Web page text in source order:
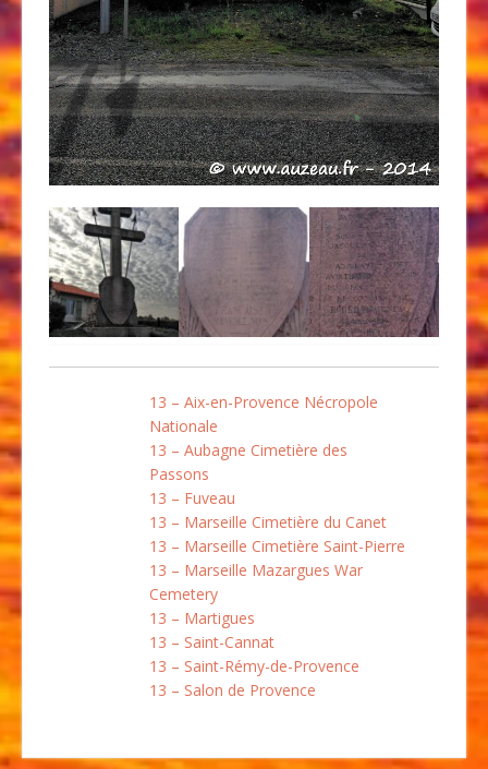
13 – Aix-en-Provence Nécropole
Nationale
13 – Aubagne Cimetière des
Passons
13 – Fuveau
13 – Marseille Cimetière du Canet
13 – Marseille Cimetière Saint-Pierre
13 – Marseille Mazargues War
Cemetery
13 – Martigues
13 – Saint-Cannat
13 – Saint-Rémy-de-Provence
13 – Salon de Provence